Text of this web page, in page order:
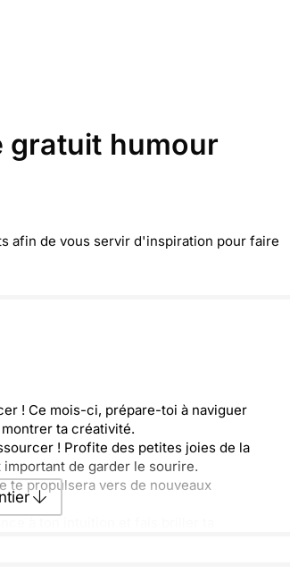
gratuit humour
afin de vous servir d'inspiration pour faire
! Ce mois-ci, prépare-toi à naviguer
ta créativité.
! Profite des petites joies de la
de garder le sourire.
te propulsera vers de nouveaux